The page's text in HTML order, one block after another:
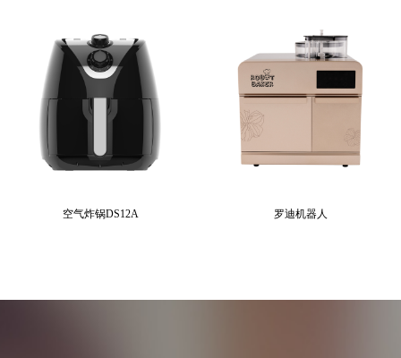
空气炸锅DS12A 罗迪机器人